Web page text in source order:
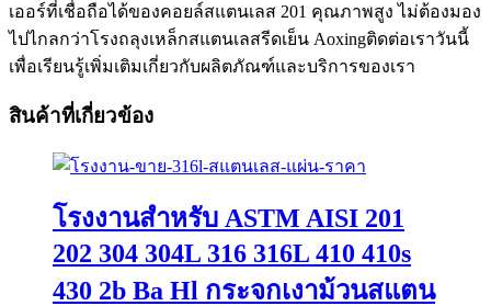
เออร์ที่เชื่อถือได้ของคอยล์สแตนเลส 201 คุณภาพสูง ไม่ต้องมอง
ไปไกลกว่าโรงถลุงเหล็กสแตนเลสรีดเย็น Aoxingติดต่อเราวันนี้
เพื่อเรียนรู้เพิ่มเติมเกี่ยวกับผลิตภัณฑ์และบริการของเรา
สินค้าที่เกี่ยวข้อง
โรงงานสำหรับ ASTM AISI 201
202 304 304L 316 316L 410 410s
430 2b Ba Hl กระจกเงาม้วนสแตน